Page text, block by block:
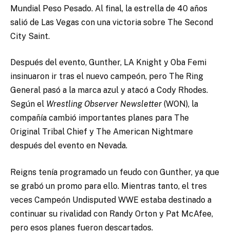
Mundial Peso Pesado. Al final, la estrella de 40 años
salió de Las Vegas con una victoria sobre The Second
City Saint.
Después del evento, Gunther, LA Knight y Oba Femi
insinuaron ir tras el nuevo campeón, pero The Ring
General pasó a la marca azul y atacó a Cody Rhodes.
Según el Wrestling Observer Newsletter (WON), la
compañía cambió importantes planes para The
Original Tribal Chief y The American Nightmare
después del evento en Nevada.
Reigns tenía programado un feudo con Gunther, ya que
se grabó un promo para ello. Mientras tanto, el tres
veces Campeón Undisputed WWE estaba destinado a
continuar su rivalidad con Randy Orton y Pat McAfee,
pero esos planes fueron descartados.